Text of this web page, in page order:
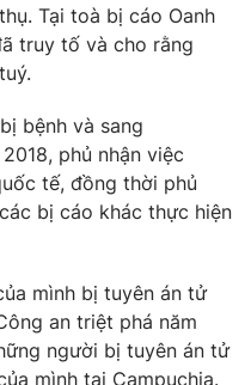
Tại toà bị cáo Oanh
truy tố và cho rằng
bệnh và sang
phủ nhận việc
tế, đồng thời phủ
bị cáo khác thực hiện
mình bị tuyên án tử
an triệt phá năm
người bị tuyên án tử
mình tại Campuchia.